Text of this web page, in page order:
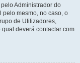
Administrador do
pelo mesmo, no caso, o
de Utilizadores,
deverá contactar com